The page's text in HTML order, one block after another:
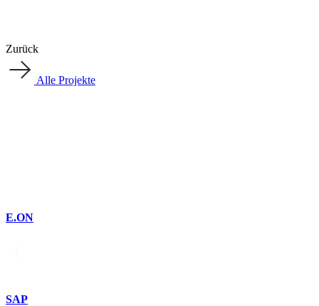
Zurück
Alle Projekte
E.ON
SAP